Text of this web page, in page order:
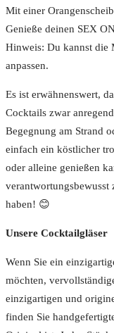
Mit einer
Genieße deinen SEX
Hinweis: Du kannst die
anpassen.
Es ist erwähnenswert,
Cocktails zwar
Begegnung am Strand
einfach ein köstlicher
oder alleine genießen
haben! 😊
Unsere Cocktailgläser
Wenn Sie ein
möchten,
einzigartigen und
finden Sie